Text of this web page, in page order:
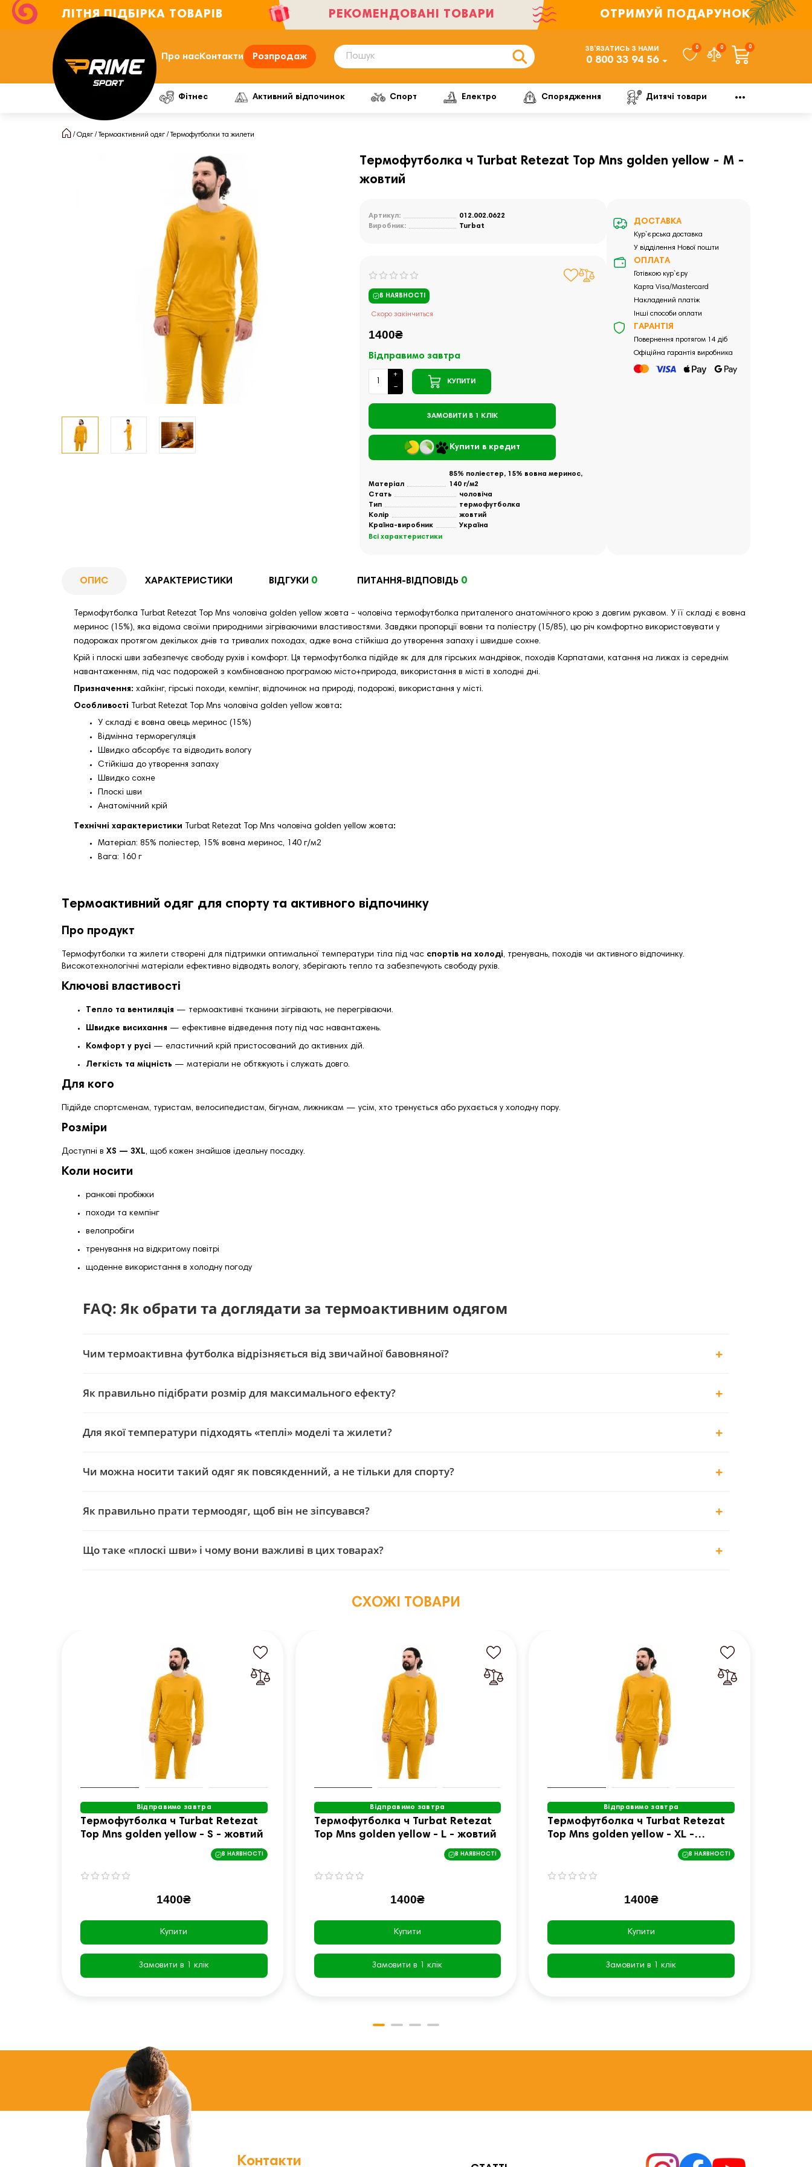
ЛІТНЯ ПІДБІРКА ТОВАРІВ РЕКОМЕНДОВАНІ ТОВАРИ ОТРИМУЙ ПОДАРУНОК
Про насКонтакти Розпродаж
ЗВ’ЯЗАТИСЬ З НАМИ
0 800 33 94 56
0 0 0
Фітнес Активний відпочинок Спорт Електро Спорядження Дитячі товари
Одяг Термоактивний одяг Термофутболки та жилети
Термофутболка ч Turbat Retezat Top Mns golden yellow - M -
жовтий
Артикул:
012.002.0622
Виробник:
Turbat
В НАЯВНОСТІ
Скоро закінчиться
1400₴
Відправимо завтра
КУПИТИ
ЗАМОВИТИ В 1 КЛІК
Купити в кредит
Матеріал
85% поліестер, 15% вовна меринос,
140 г/м2
Стать
чоловіча
Тип
термофутболка
Колір
жовтий
Країна-виробник
Україна
Всі характеристики
ДОСТАВКА
Кур`єрська доставка
У відділення Нової пошти
ОПЛАТА
Готівкою кур`єру
Карта Visa/Mastercard
Накладений платіж
Інші способи оплати
ГАРАНТІЯ
Повернення протягом 14 діб
Офіційна гарантія виробника
ОПИС ХАРАКТЕРИСТИКИ ВІДГУКИ 0 ПИТАННЯ-ВІДПОВІДЬ 0
Термофутболка Turbat Retezat Top Mns чоловіча golden yellow жовта - чоловіча термофутболка приталеного анатомічного крою з довгим рукавом. У її складі є вовна
меринос (15%), яка відома своїми природними зігріваючими властивостями. Завдяки пропорції вовни та поліестру (15/85), цю річ комфортно використовувати у
подорожах протягом декількох днів та тривалих походах, адже вона стійкіша до утворення запаху і швидше сохне.
Крій і плоскі шви забезпечує свободу рухів і комфорт. Ця термофутболка підійде як для для гірських мандрівок, походів Карпатами, катання на лижах із середнім
навантаженням, під час подорожей з комбінованою програмою місто+природа, використання в місті в холодні дні.
Призначення: хайкінг, гірські походи, кемпінг, відпочинок на природі, подорожі, використання у місті.
Особливості Turbat Retezat Top Mns чоловіча golden yellow жовта:
У складі є вовна овець меринос (15%)
Відмінна терморегуляція
Швидко абсорбує та відводить вологу
Стійкіша до утворення запаху
Швидко сохне
Плоскі шви
Анатомічний крій
Технічні характеристики Turbat Retezat Top Mns чоловіча golden yellow жовта:
Матеріал: 85% поліестер, 15% вовна меринос, 140 г/м2
Вага: 160 г
Термоактивний одяг для спорту та активного відпочинку
Про продукт
Термофутболки та жилети створені для підтримки оптимальної температури тіла під час спортів на холоді, тренувань, походів чи активного відпочинку.
Високотехнологічні матеріали ефективно відводять вологу, зберігають тепло та забезпечують свободу рухів.
Ключові властивості
Тепло та вентиляція — термоактивні тканини зігрівають, не перегріваючи.
Швидке висихання — ефективне відведення поту під час навантажень.
Комфорт у русі — еластичний крій пристосований до активних дій.
Легкість та міцність — матеріали не обтяжують і служать довго.
Для кого
Підійде спортсменам, туристам, велосипедистам, бігунам, лижникам — усім, хто тренується або рухається у холодну пору.
Розміри
Доступні в XS — 3XL, щоб кожен знайшов ідеальну посадку.
Коли носити
ранкові пробіжки
походи та кемпінг
велопробіги
тренування на відкритому повітрі
щоденне використання в холодну погоду
FAQ: Як обрати та доглядати за термоактивним одягом
Чим термоактивна футболка відрізняється від звичайної бавовняної?
Як правильно підібрати розмір для максимального ефекту?
Для якої температури підходять «теплі» моделі та жилети?
Чи можна носити такий одяг як повсякденний, а не тільки для спорту?
Як правильно прати термоодяг, щоб він не зіпсувався?
Що таке «плоскі шви» і чому вони важливі в цих товарах?
СХОЖІ ТОВАРИ
Відправимо завтра
Термофутболка ч Turbat Retezat
Top Mns golden yellow - S - жовтий
В НАЯВНОСТІ
1400₴
Купити
Замовити в 1 клік
Відправимо завтра
Термофутболка ч Turbat Retezat
Top Mns golden yellow - L - жовтий
В НАЯВНОСТІ
1400₴
Купити
Замовити в 1 клік
Відправимо завтра
Термофутболка ч Turbat Retezat
Top Mns golden yellow - XL -
В НАЯВНОСТІ
1400₴
Купити
Замовити в 1 клік
Контакти